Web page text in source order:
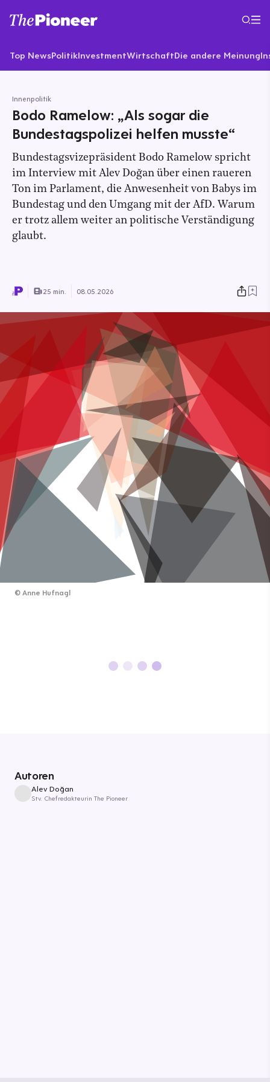
Top NewsPolitikInvestmentWirtschaftDie andere Meinung
Innenpolitik
Bodo Ramelow: „Als sogar die
Bundestagspolizei helfen musste“
Bundestagsvizepräsident Bodo Ramelow spricht
im Interview mit Alev Doğan über einen raueren
Ton im Parlament, die Anwesenheit von Babys im
Bundestag und den Umgang mit der AfD. Warum
er trotz allem weiter an politische Verständigung
glaubt.
25 min. 08.05.2026
© Anne Hufnagl
Autoren
Alev Doğan
Stv. Chefredakteurin The Pioneer